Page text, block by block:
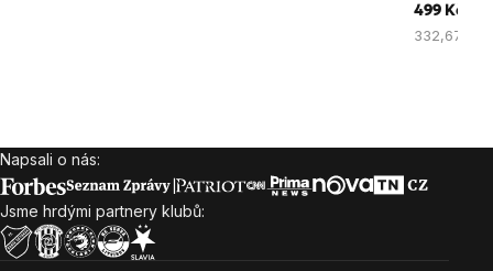
499 Kč
Měrná
332,67 Kč
Zápatí
Napsali o nás:
Jsme hrdými partnery klubů: